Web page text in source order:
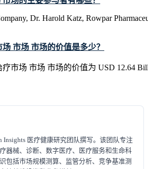
Dr. Harold Katz, Rowpar
市场 市场的价值是多少？
疗市场 市场 市场的价值为 USD 12.64
Insights 医疗健康研究团队撰写。该团队专注
器械、诊断、数字医疗、医疗服务和生命科
包括市场规模测算、监管分析、竞争基准测